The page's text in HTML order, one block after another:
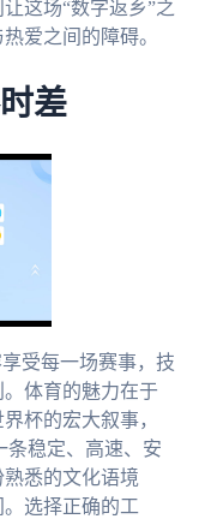
这场“数字返乡”之
爱之间的障碍。
差
受每一场赛事，技
体育的魅力在于
杯的宏大叙事，
条稳定、高速、安
悉的文化语境
选择正确的工